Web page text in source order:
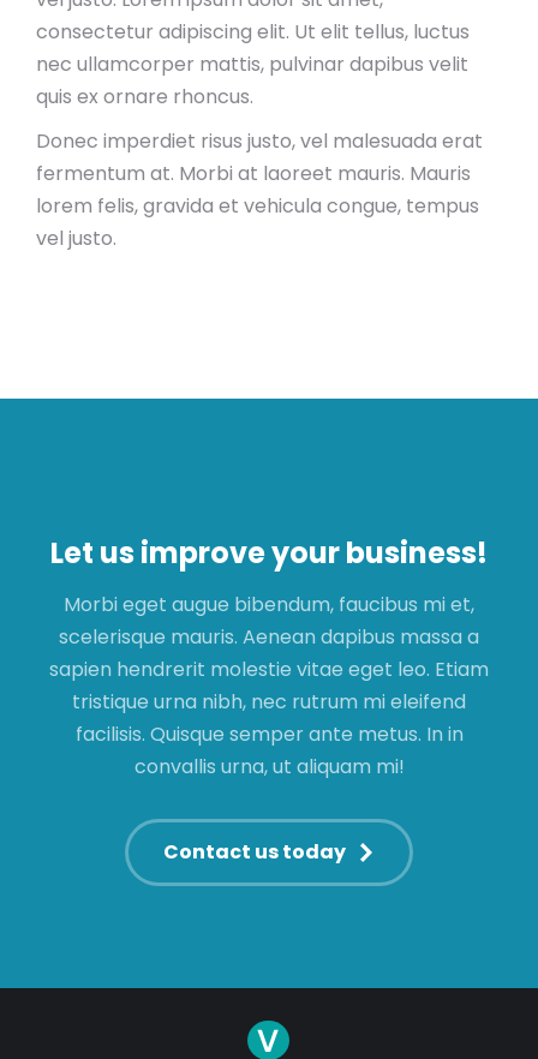
consectetur adipiscing elit. Ut elit tellus, luctus
nec ullamcorper mattis, pulvinar dapibus velit
quis ex ornare rhoncus.
Donec imperdiet risus justo, vel malesuada erat
fermentum at. Morbi at laoreet mauris. Mauris
lorem felis, gravida et vehicula congue, tempus
vel justo.
Let us improve your business!
Morbi eget augue bibendum, faucibus mi et,
scelerisque mauris. Aenean dapibus massa a
sapien hendrerit molestie vitae eget leo. Etiam
tristique urna nibh, nec rutrum mi eleifend
facilisis. Quisque semper ante metus. In in
convallis urna, ut aliquam mi!
Contact us today